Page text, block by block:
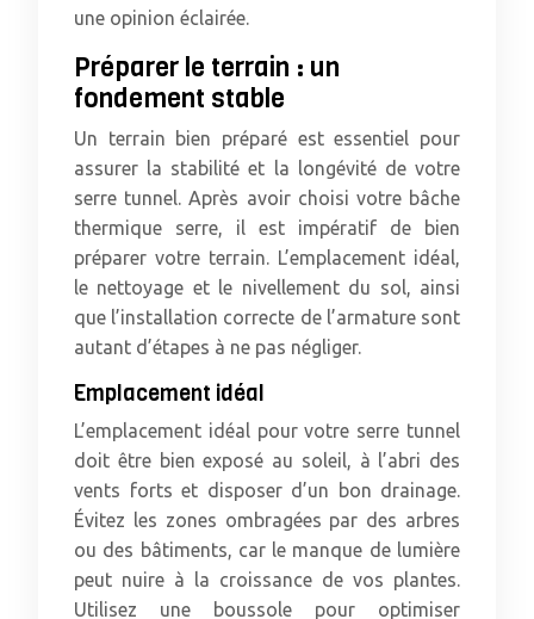
une opinion éclairée.
Préparer le terrain : un
fondement stable
Un terrain bien préparé est essentiel pour
assurer la stabilité et la longévité de votre
serre tunnel. Après avoir choisi votre bâche
thermique serre, il est impératif de bien
préparer votre terrain. L’emplacement idéal,
le nettoyage et le nivellement du sol, ainsi
que l’installation correcte de l’armature sont
autant d’étapes à ne pas négliger.
Emplacement idéal
L’emplacement idéal pour votre serre tunnel
doit être bien exposé au soleil, à l’abri des
vents forts et disposer d’un bon drainage.
Évitez les zones ombragées par des arbres
ou des bâtiments, car le manque de lumière
peut nuire à la croissance de vos plantes.
Utilisez une boussole pour optimiser